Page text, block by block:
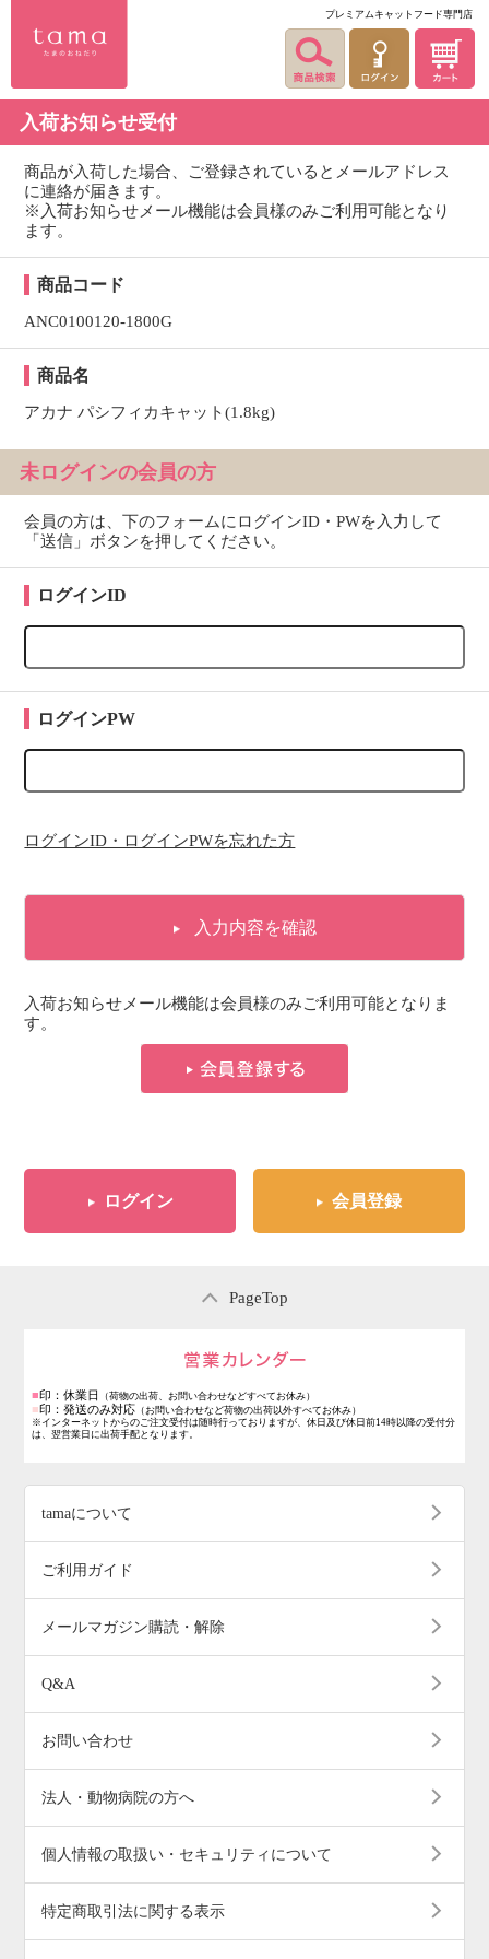
プレミアムキャットフード専門店
入荷お知らせ受付
商品が入荷した場合、ご登録されているとメールアドレス
に連絡が届きます。
※入荷お知らせメール機能は会員様のみご利用可能となり
ます。
商品コード
ANC0100120-1800G
商品名
アカナ パシフィカキャット(1.8kg)
未ログインの会員の方
会員の方は、下のフォームにログインID・PWを入力して
「送信」ボタンを押してください。
ログインID
ログインPW
ログインID・ログインPWを忘れた方
入力内容を確認
入荷お知らせメール機能は会員様のみご利用可能となりま
す。
ログイン 会員登録
PageTop
■印：休業日 （荷物の出荷、お問い合わせなどすべてお休み）
■印：発送のみ対応 （お問い合わせなど荷物の出荷以外すべてお休み）
※インターネットからのご注文受付は随時行っておりますが、休日及び休日前14時以降の受付分
は、翌営業日に出荷手配となります。
tamaについて
ご利用ガイド
メールマガジン購読・解除
Q&A
お問い合わせ
法人・動物病院の方へ
個人情報の取扱い・セキュリティについて
特定商取引法に関する表示